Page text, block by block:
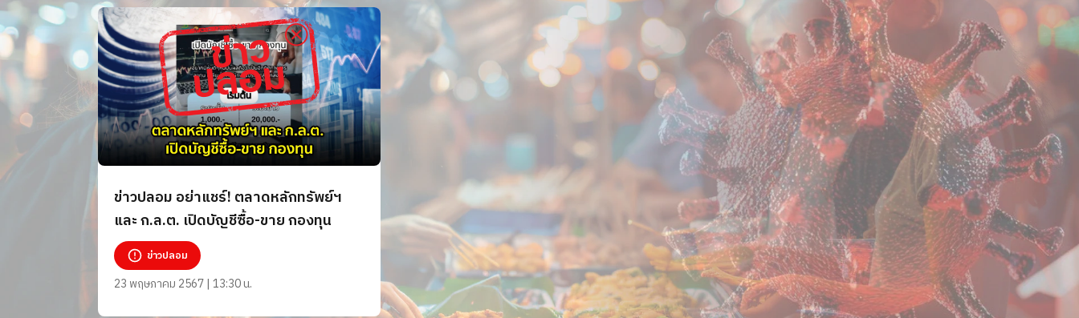
ข่าวปลอม อย่าแชร์! ตลาดหลักทรัพย์ฯ
และ ก.ล.ต. เปิดบัญชีซื้อ-ขาย กองทุน
ข่าวปลอม
23 พฤษภาคม 2567 | 13:30 น.